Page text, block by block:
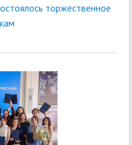
торжественное